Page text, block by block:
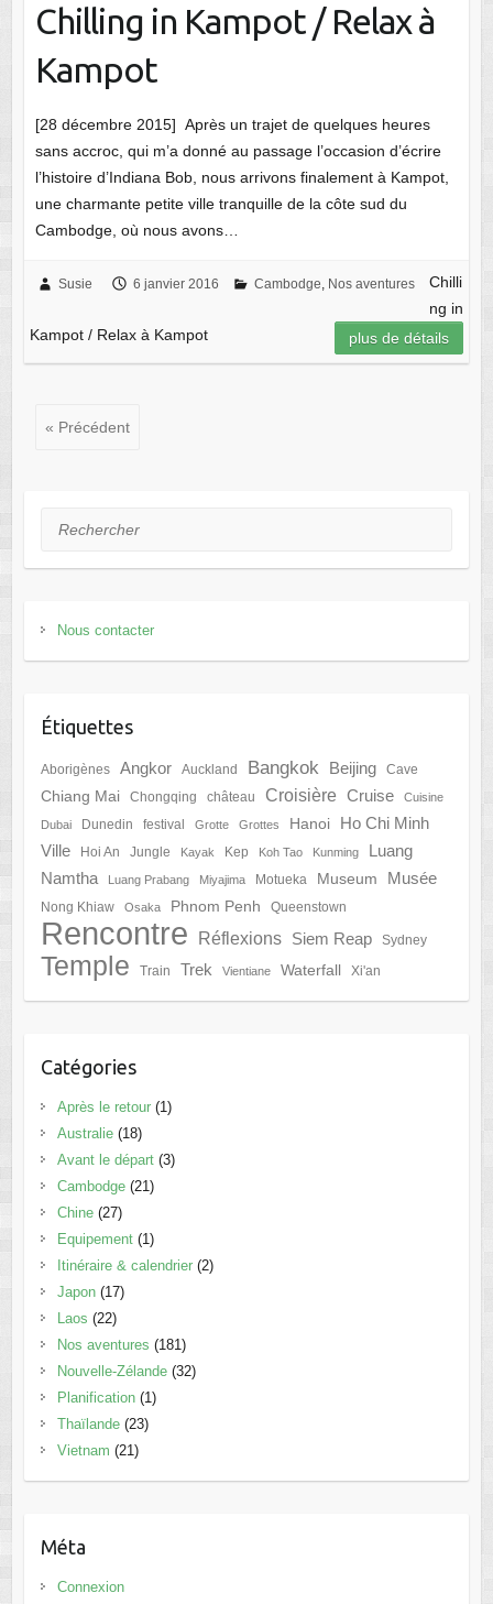
Chilling in Kampot / Relax à
Kampot
[28 décembre 2015] Après un trajet de quelques heures
sans accroc, qui m’a donné au passage l’occasion d’écrire
l’histoire d’Indiana Bob, nous arrivons finalement à Kampot,
une charmante petite ville tranquille de la côte sud du
Cambodge, où nous avons…
Susie 6 janvier 2016 Cambodge, Nos aventures
Chilli
ng in
Kampot / Relax à Kampot
plus de détails
« Précédent
Rechercher
Nous contacter
Étiquettes
Aborigènes Angkor Auckland Bangkok Beijing Cave
Chiang Mai Chongqing château Croisière Cruise Cuisine
Dubai Dunedin festival Grotte Grottes Hanoi
Ho Chi Minh
Ville
Hoi An Jungle Kayak Kep Koh Tao Kunming
Luang
Namtha
Luang Prabang Miyajima Motueka Museum Musée
Nong Khiaw Osaka Phnom Penh Queenstown
Rencontre Réflexions Siem Reap Sydney
Temple Train Trek Vientiane Waterfall Xi'an
Catégories
Après le retour(1)
Australie(18)
Avant le départ(3)
Cambodge(21)
Chine(27)
Equipement(1)
Itinéraire & calendrier(2)
Japon(17)
Laos (22)
Nos aventures (181)
Nouvelle-Zélande(32)
Planification(1)
Thaïlande(23)
Vietnam (21)
Méta
Connexion